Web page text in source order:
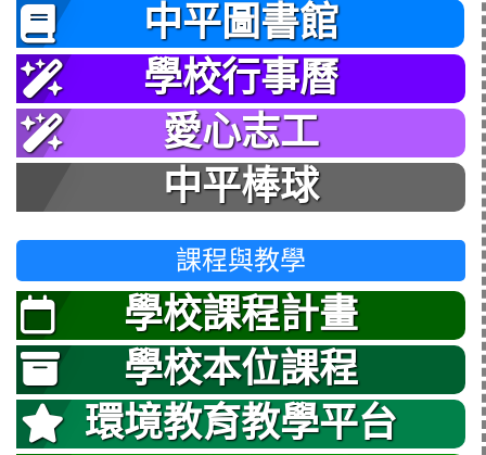
中平圖書館
學校行事曆
愛心志工
中平棒球
課程與教學
學校課程計畫
學校本位課程
環境教育教學平台